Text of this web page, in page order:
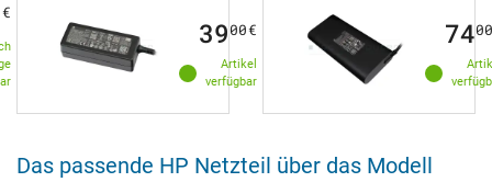
€
Artikel
verfügbar
3900€ 7400
Das passende HP Netzteil über das Modell